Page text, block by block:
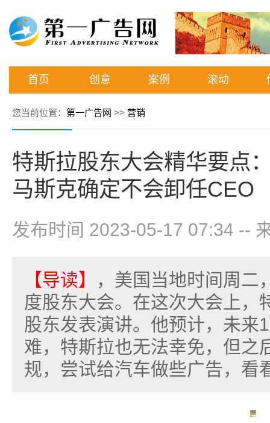
首页 创意 案例 滚动
您当前位置： 第一广告网 >> 营销
特斯拉股东大会精华要点
马斯克确定不会卸任CEO
发布时间 2023-05-17 07:34 --
【导读】
，美国当地时间周二
度股东大会。在这次大会上，
股东发表演讲。他预计，未来
难，特斯拉也无法幸免，但之
规，尝试给汽车做些广告，看